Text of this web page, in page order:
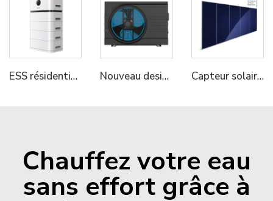
ESS résidentiel empilable 2 Nouveau design Micoe R32 Inversion Totale Contrôle WIFI Pompe à Chaleur pour Piscine Source d'Air vers l'Europe Capteur solaire thermique Micoe pour chauffage de l'eau chaude
Chauffez votre eau
sans effort grâce à